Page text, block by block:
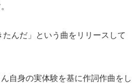
んだ」という曲をリリースして
自身の実体験を基に作詞作曲をし